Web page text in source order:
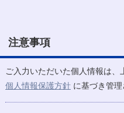
注意事項
ご入力いただいた個人情報は
個人情報保護方針 に基づき管理